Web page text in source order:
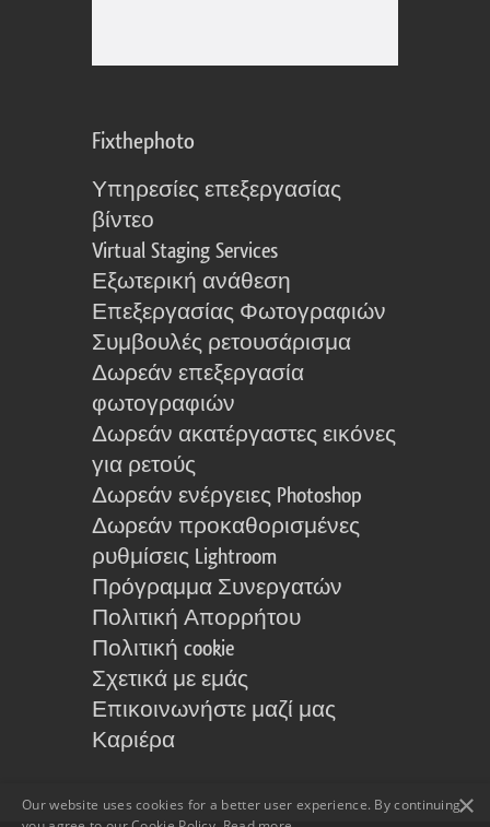
Fixthephoto
Υπηρεσίες επεξεργασίας
βίντεο
Virtual Staging Services
Εξωτερική ανάθεση
Επεξεργασίας Φωτογραφιών
Συμβουλές ρετουσάρισμα
Δωρεάν επεξεργασία
φωτογραφιών
Δωρεάν ακατέργαστες εικόνες
για ρετούς
Δωρεάν ενέργειες Photoshop
Δωρεάν προκαθορισμένες
ρυθμίσεις Lightroom
Πρόγραμμα Συνεργατών
Πολιτική Απορρήτου
Πολιτική cookie
Σχετικά με εμάς
Επικοινωνήστε μαζί μας
Καριέρα
×
Our website uses cookies for a better user experience. By continuing,